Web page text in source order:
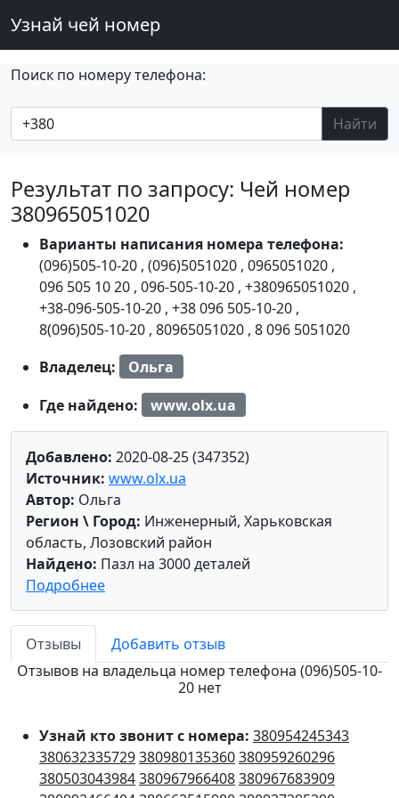
Узнай чей номер
Поиск по номеру телефона:
Найти
Результат по запросу: Чей номер
380965051020
Варианты написания номера телефона:
(096)505-10-20 , (096)5051020 , 0965051020 ,
096 505 10 20 , 096-505-10-20 , +380965051020 ,
+38-096-505-10-20 , +38 096 505-10-20 ,
8(096)505-10-20 , 80965051020 , 8 096 5051020
Владелец:
Ольга
Где найдено:
www.olx.ua
Добавлено: 2020-08-25 (347352)
Источник: www.olx.ua
Автор: Ольга
Регион \ Город: Инженерный, Харьковская
область, Лозовский район
Найдено: Пазл на 3000 деталей
Подробнее
Отзывы
Добавить отзыв
Отзывов на владельца номер телефона (096)505-10-
20 нет
Узнай кто звонит с номера: 380954245343
380632335729380980135360380959260296
380503043984380967966408380967683909